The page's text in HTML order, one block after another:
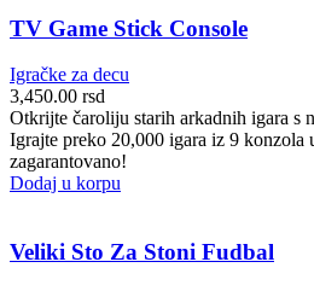
TV Game Stick Console
Igračke za decu
3,450.00 rsd
Otkrijte čaroliju starih arkadnih igara s
Igrajte preko 20,000 igara iz 9
zagarantovano!
Dodaj u korpu
Veliki Sto Za Stoni Fudbal